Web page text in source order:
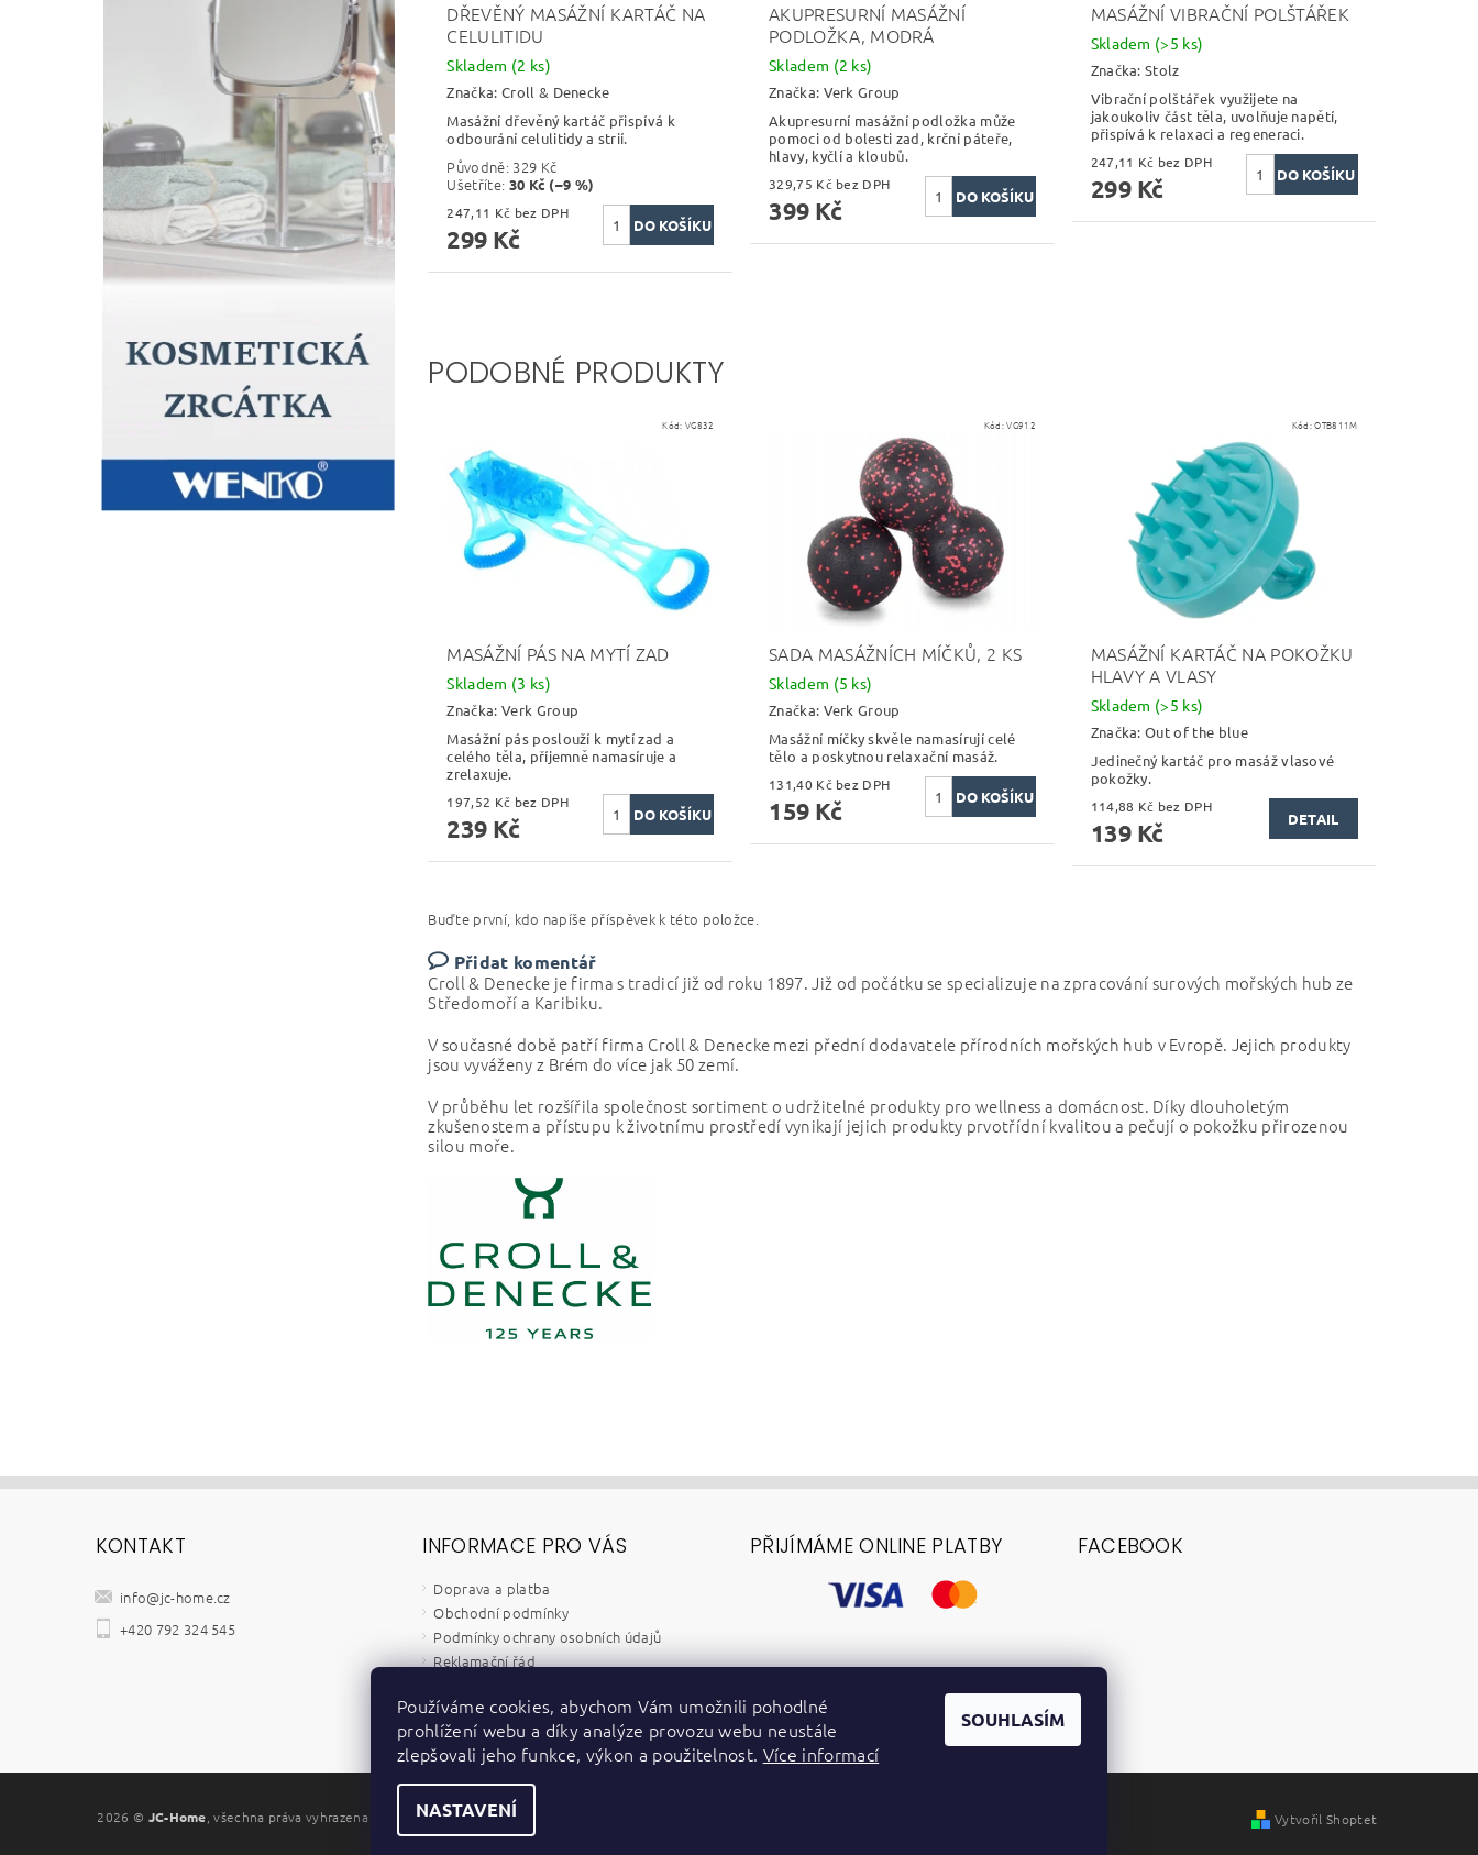
DŘEVĚNÝ MASÁŽNÍ KARTÁČ NA
CELULITIDU
Skladem (2 ks)
Značka: Croll & Denecke
Masážní dřevěný kartáč přispívá k
odbourání celulitidy a strií.
Původně: 329 Kč
Ušetříte: 30 Kč (–9 %)
247,11 Kč bez DPH
299 Kč
AKUPRESURNÍ MASÁŽNÍ
PODLOŽKA, MODRÁ
Skladem (2 ks)
Značka: Verk Group
Akupresurní masážní podložka může
pomoci od bolesti zad, krční páteře,
hlavy, kyčlí a kloubů.
329,75 Kč bez DPH
399 Kč
MASÁŽNÍ VIBRAČNÍ POLŠTÁŘEK
Skladem (>5 ks)
Značka:Stolz
Vibrační polštářek využijete na
jakoukoliv část těla, uvolňuje napětí,
přispívá k relaxaci a regeneraci.
247,11 Kč bez DPH
299 Kč
PODOBNÉ PRODUKTY
Kód: VG832
MASÁŽNÍ PÁS NA MYTÍ ZAD
Skladem (3 ks)
Značka: Verk Group
Masážní pás poslouží k mytí zad a
celého těla, příjemně namasíruje a
zrelaxuje.
197,52 Kč bez DPH
239 Kč
Kód:VG912
SADA MASÁŽNÍCH MÍČKŮ, 2 KS
Skladem (5 ks)
Značka: Verk Group
Masážní míčky skvěle namasírují celé
tělo a poskytnou relaxační masáž.
131,40 Kč bez DPH
159 Kč
Kód:OTB811M
MASÁŽNÍ KARTÁČ NA POKOŽKU
HLAVY A VLASY
Skladem (>5 ks)
Značka:Out of the blue
Jedinečný kartáč pro masáž vlasové
pokožky.
114,88 Kč bez DPH
139 Kč DETAIL
Buďte první, kdo napíše příspěvek k této položce.
Přidat komentář
Croll & Denecke je firma s tradicí již od roku 1897. Již od počátku se specializuje na zpracování surových mořských hub ze
Středomoří a Karibiku.
V současné době patří firma Croll & Denecke mezi přední dodavatele přírodních mořských hub v Evropě. Jejich produkty
jsou vyváženy z Brém do více jak 50 zemí.
V průběhu let rozšířila společnost sortiment o udržitelné produkty pro wellness a domácnost. Díky dlouholetým
zkušenostem a přístupu k životnímu prostředí vynikají jejich produkty prvotřídní kvalitou a pečují o pokožku přirozenou
silou moře.
KONTAKT
info@jc-home.cz
+420 792 324 545
INFORMACE PRO VÁS
Doprava a platba
Obchodní podmínky
Podmínky ochrany osobních údajů
Reklamační řád
Kontakty
Zpětný odběr elektrozařízení a baterií
PŘIJÍMÁME ONLINE PLATBY FACEBOOK
2026 © JC-Home , všechna práva vyhrazena Vytvořil Shoptet
Používáme cookies, abychom Vám umožnili pohodlné
prohlížení webu a díky analýze provozu webu neustále
zlepšovali jeho funkce, výkon a použitelnost. Více informací
NASTAVENÍ
SOUHLASÍM